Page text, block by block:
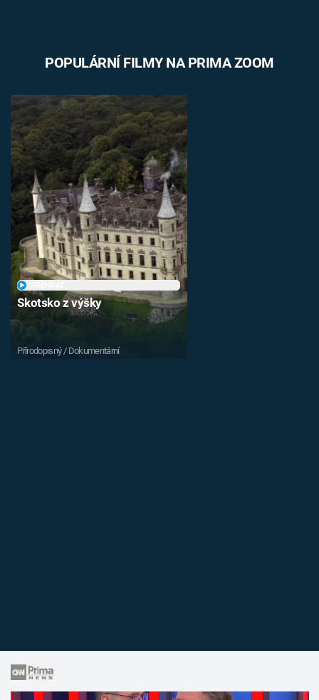
POPULÁRNÍ FILMY NA PRIMA ZOOM
Skotsko z výšky
Přírodopisný / Dokumentární